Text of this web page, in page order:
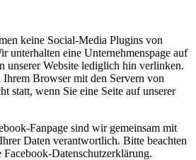
keine Social-Media Plugins von
unterhalten eine Unternehmenspage auf
unserer Website lediglich hin verlinken.
Browser mit den Servern von
statt, wenn Sie eine Seite auf unserer
Fanpage sind wir gemeinsam mit
Daten verantwortlich. Bitte beachten
Facebook-Datenschutzerklärung.